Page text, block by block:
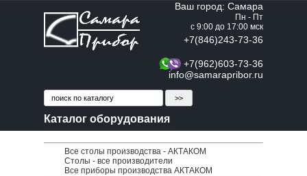
Ваш город: Самара
Пн - Пт
с 9:00 до 17:00 мск
+7(846)243-73-36
+7(962)603-73-36
info@samarapribor.ru
Каталог оборудования
Все столы производства - АКТАКОМ
Столы - все производители
Все приборы производства АКТАКОМ